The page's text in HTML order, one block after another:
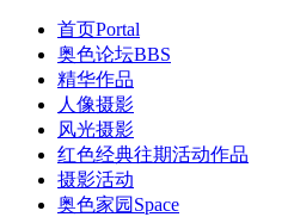
首页Portal
奥色论坛BBS
精华作品
人像摄影
风光摄影
红色经典往期活动作品
摄影活动
奥色家园 Space